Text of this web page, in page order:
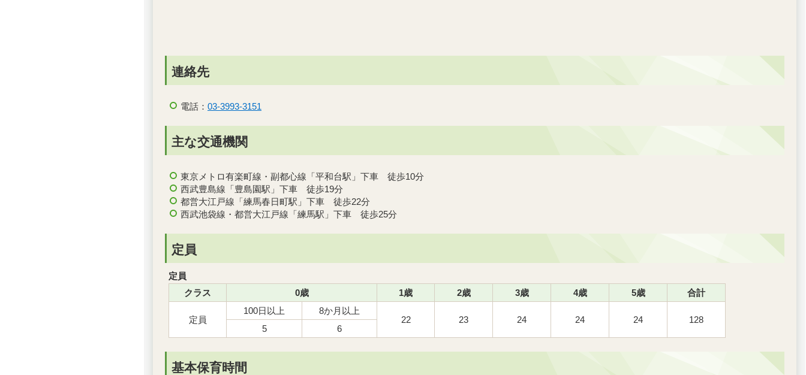
連絡先
電話： 03-3993-3151
主な交通機関
東京メトロ有楽町線・副都心線「平和台駅」下車 徒歩10分
西武豊島線「豊島園駅」下車 徒歩19分
都営大江戸線「練馬春日町駅」下車 徒歩22分
西武池袋線・都営大江戸線「練馬駅」下車 徒歩25分
定員
定員
クラス
0歳 1歳 2歳 3歳 4歳 5歳 合計
定員
100日以上
8か月以上
22
23 24 24 24
128
5
6
基本保育時間